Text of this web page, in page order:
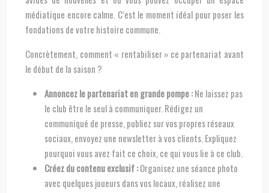
médiatique encore calme. C’est le moment idéal pour poser les
fondations de votre histoire commune.
Concrètement, comment « rentabiliser » ce partenariat avant
le début de la saison ?
Annoncez le partenariat en grande pompe :Ne laissez pas
le club être le seul à communiquer. Rédigez un
communiqué de presse, publiez sur vos propres réseaux
sociaux, envoyez une newsletter à vos clients. Expliquez
pourquoi vous avez fait ce choix, ce qui vous lie à ce club.
Créez du contenu exclusif :Organisez une séance photo
avec quelques joueurs dans vos locaux, réalisez une